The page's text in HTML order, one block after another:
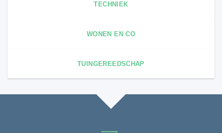
TECHNIEK
WONEN EN CO
TUINGEREEDSCHAP